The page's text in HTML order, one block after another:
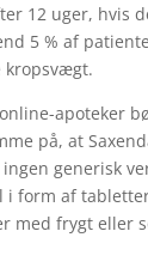
12 uger, hvis
5 % af
kropsvægt.
apoteker
på, at
generisk
i form af
med frygt eller